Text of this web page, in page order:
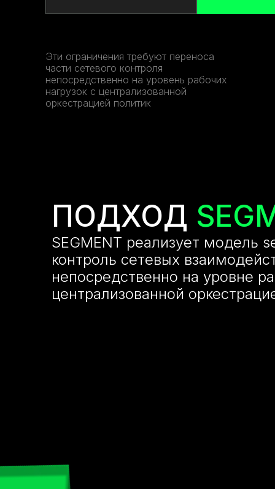
Эти ограничения требуют переноса
части сетевого контроля
непосредственно на уровень рабочих
нагрузок с централизованной
оркестрацией политик
ПОДХОД
SEGMENT реализует модель
контроль сетевых
непосредственно на уровне
централизованной